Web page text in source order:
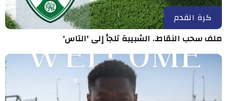
كرة القدم
ملف سحب النقاط.. الشبيبة تلجأ إلى 'التاس'